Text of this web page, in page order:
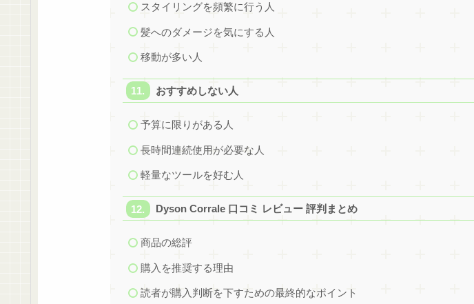
スタイリングを頻繁に行う人
髪へのダメージを気にする人
移動が多い人
おすすめしない人
予算に限りがある人
長時間連続使用が必要な人
軽量なツールを好む人
Dyson Corrale 口コミ レビュー 評判まとめ
商品の総評
購入を推奨する理由
読者が購入判断を下すための最終的なポイント